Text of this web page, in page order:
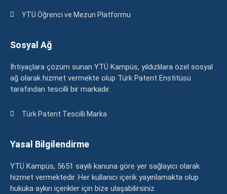
YTÜ Öğrenci ve Mezun Platformu
Sosyal Ağ
İhtiyaçlara çözüm sunan YTÜ Kampüs, yıldızlılara özel sosyal
ağ olarak hizmet vermekte olup Türk Patent Enstitüsü
tarafından tescilli bir markadır.
Türk Patent Tescilli Marka
Yasal Bilgilendirme
YTÜ Kampüs, 5651 sayılı kanuna göre yer sağlayıcı olarak
hizmet vermektedir. Her kullanıcı içerik yayınlamakta olup
hukuka aykırı içerikler için bize ulaşabilirsiniz.